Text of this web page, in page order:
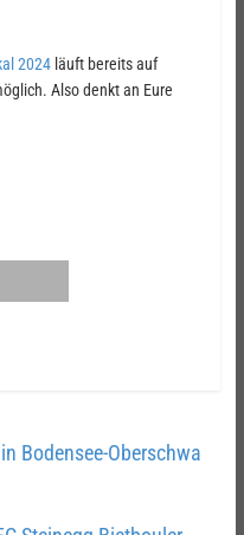
2024läuft bereits auf
Also denkt an Eure
Bodensee-Oberschwa